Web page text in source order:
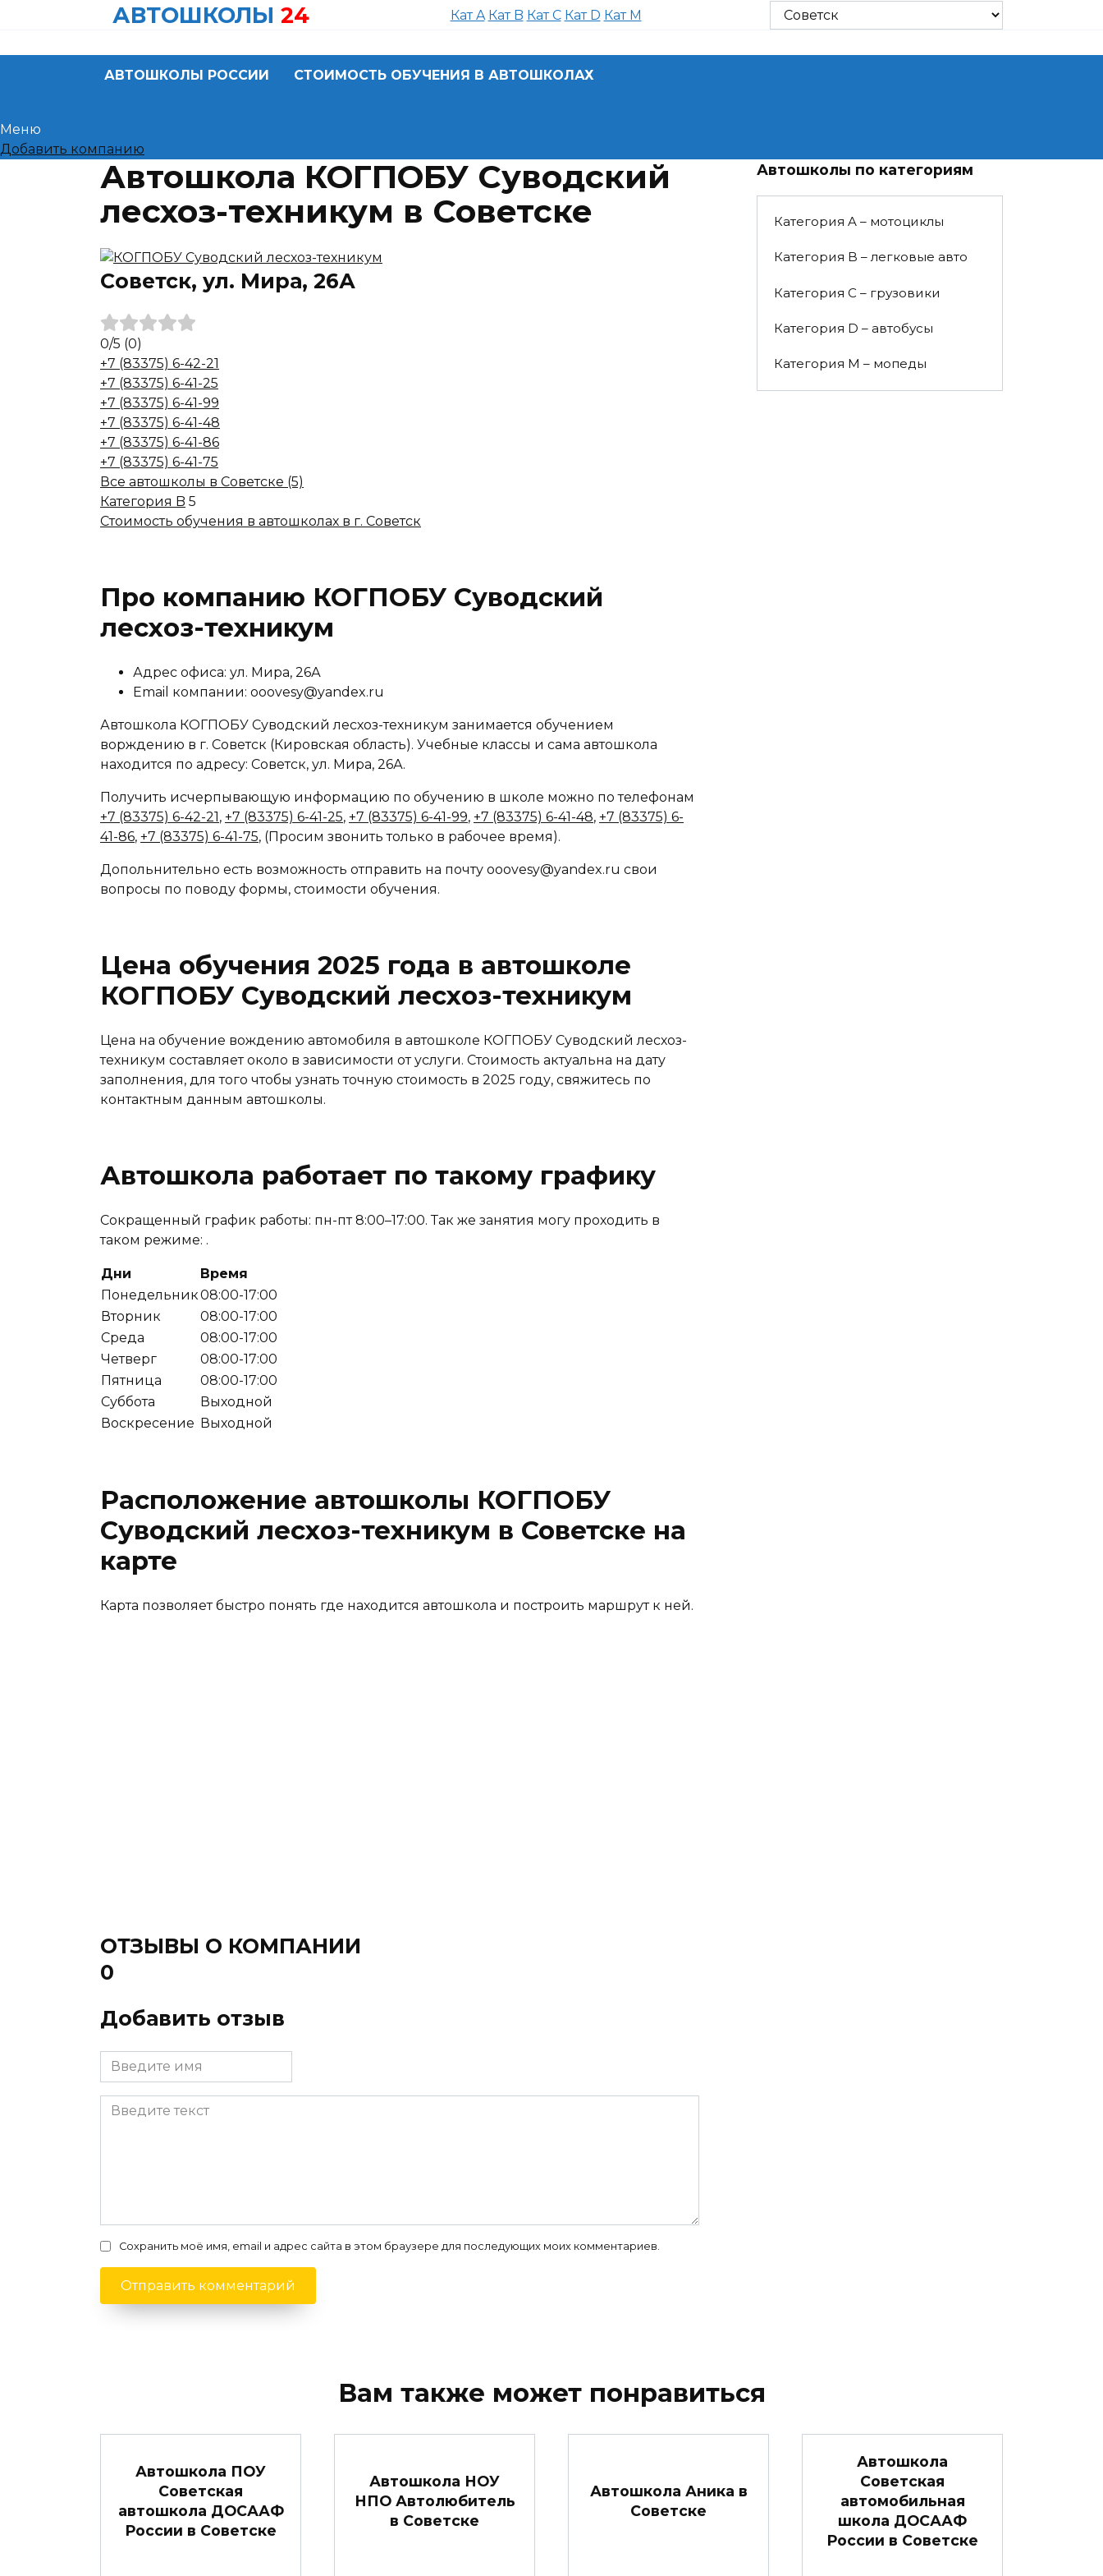
АВТОШКОЛЫ 24 Кат A Кат B Кат C Кат D Кат M
АВТОШКОЛЫ РОССИИ СТОИМОСТЬ ОБУЧЕНИЯ В АВТОШКОЛАХ
Меню
Добавить компанию
Автошкола КОГПОБУ Суводский
лесхоз-техникум в Советске
Советск, ул. Мира, 26А
0/5 (0)
+7 (83375) 6-42-21
+7 (83375) 6-41-25
+7 (83375) 6-41-99
+7 (83375) 6-41-48
+7 (83375) 6-41-86
+7 (83375) 6-41-75
Все автошколы в Советске (5)
Категория B 5
Стоимость обучения в автошколах в г. Советск
Про компанию КОГПОБУ Суводский
лесхоз-техникум
Адрес офиса: ул. Мира, 26А
Email компании: ooovesy@yandex.ru
Автошкола КОГПОБУ Суводский лесхоз-техникум занимается обучением
ворждению в г. Советск (Кировская область). Учебные классы и сама автошкола
находится по адресу: Советск, ул. Мира, 26А.
Получить исчерпывающую информацию по обучению в школе можно по телефонам
+7 (83375) 6-42-21 , +7 (83375) 6-41-25, +7 (83375) 6-41-99, +7 (83375) 6-41-48, +7 (83375) 6-
41-86, +7 (83375) 6-41-75, (Просим звонить только в рабочее время).
Допольнительно есть возможность отправить на почту ooovesy@yandex.ru свои
вопросы по поводу формы, стоимости обучения.
Цена обучения 2025 года в автошколе
КОГПОБУ Суводский лесхоз-техникум
Цена на обучение вождению автомобиля в автошколе КОГПОБУ Суводский лесхоз-
техникум составляет около в зависимости от услуги. Стоимость актуальна на дату
заполнения, для того чтобы узнать точную стоимость в 2025 году, свяжитесь по
контактным данным автошколы.
Автошкола работает по такому графику
Сокращенный график работы: пн-пт 8:00–17:00. Так же занятия могу проходить в
таком режиме: .
Дни
Время
Понедельник08:00-17:00
Вторник
08:00-17:00
Среда
08:00-17:00
Четверг
08:00-17:00
Пятница
08:00-17:00
Суббота
Выходной
Воскресение Выходной
Расположение автошколы КОГПОБУ
Суводский лесхоз-техникум в Советске на
карте
Карта позволяет быстро понять где находится автошкола и построить маршрут к ней.
ОТЗЫВЫ О КОМПАНИИ
0
Добавить отзыв
Сохранить моё имя, email и адрес сайта в этом браузере для последующих моих комментариев.
Автошколы по категориям
Категория A – мотоциклы
Категория B – легковые авто
Категория C – грузовики
Категория D – автобусы
Категория M – мопеды
Вам также может понравиться
Автошкола ПОУ
Советская
автошкола ДОСААФ
России в Советске
Автошкола НОУ
НПО Автолюбитель
в Советске
Автошкола Аника в
Советске
Автошкола
Советская
автомобильная
школа ДОСААФ
России в Советске